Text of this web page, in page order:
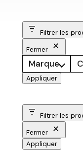
Filtrer les
Fermer
Marque
Appliquer
Filtrer les
Fermer
Appliquer